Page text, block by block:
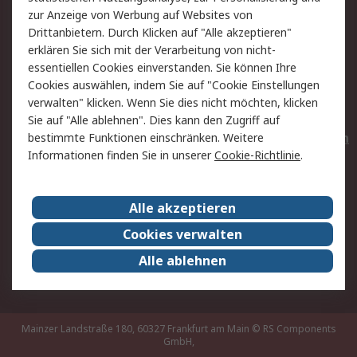
Hilfe
Privatkunden
Rechtliches
AGB
Datenschutz
Cookie-Richtlinie
Zahlungsbedingungen
Copyright/Impressum
Entsorgung
Elektrogeräte/Batterien
RS weltweit
Karriere bei RS
Nachhaltigkeit
Qualität/Umwelt/ZertifikatePresse-Center
Event-Center
Mainzer Landstraße 180, 60327 Frankfurt am Main © RS Components
GmbH,
zur Anzeige von Werbung auf Websites von
Drittanbietern. Durch Klicken auf "Alle akzeptieren"
erklären Sie sich mit der Verarbeitung von nicht-
essentiellen Cookies einverstanden. Sie können Ihre
Cookies auswählen, indem Sie auf "Cookie Einstellungen
verwalten" klicken. Wenn Sie dies nicht möchten, klicken
Sie auf "Alle ablehnen". Dies kann den Zugriff auf
bestimmte Funktionen einschränken. Weitere
Informationen finden Sie in unsererCookie-Richtlinie.
Alle akzeptieren
Cookies verwalten
Alle ablehnen